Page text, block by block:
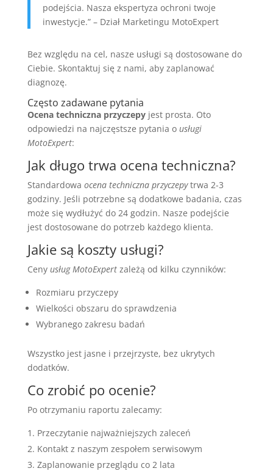
podejścia. Nasza ekspertyza ochroni twoje
inwestycje.” – Dział Marketingu MotoExpert
Bez względu na cel, nasze usługi są dostosowane do
Ciebie. Skontaktuj się z nami, aby zaplanować
diagnozę.
Często zadawane pytania
Ocena techniczna przyczepyjest prosta. Oto
odpowiedzi na najczęstsze pytania o usługi
MotoExpert:
Jak długo trwa ocena techniczna?
Standardowa ocena techniczna przyczepytrwa 2-3
godziny. Jeśli potrzebne są dodatkowe badania, czas
może się wydłużyć do 24 godzin. Nasze podejście
jest dostosowane do potrzeb każdego klienta.
Jakie są koszty usługi?
Ceny usług MotoExpertzależą od kilku czynników:
Rozmiaru przyczepy
Wielkości obszaru do sprawdzenia
Wybranego zakresu badań
Wszystko jest jasne i przejrzyste, bez ukrytych
dodatków.
Co zrobić po ocenie?
Po otrzymaniu raportu zalecamy:
Przeczytanie najważniejszych zaleceń
Kontakt z naszym zespołem serwisowym
Zaplanowanie przeglądu co 2 lata